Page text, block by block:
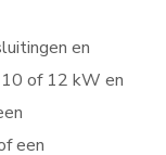
en
10 of 12 kW en
een